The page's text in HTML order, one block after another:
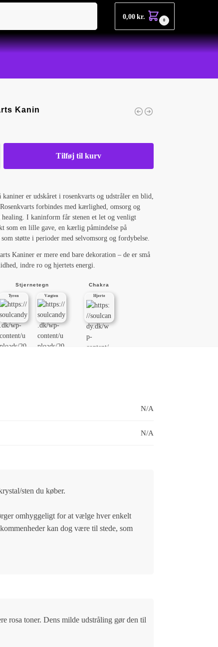
0,00kr. 0
Kanin
Tilføj til kurv
kaniner er udskåret i rosenkvarts og udstråler en blid,
forbindes med kærlighed, omsorg og
healing. I kaninform får stenen et let og venligt
som en lille gave, en kærlig påmindelse på
støtte i perioder med selvomsorg og fordybelse.
Kaniner er mere end bare dekoration – de er små
indre ro og hjertets energi.
Stjernetegn
Tyren Vægten
Chakra
Hjerte
N/A
N/A
sten du køber.
omhyggeligt for at vælge hver enkelt
kan dog være til stede, som
rosa toner. Dens milde udstråling gør den til